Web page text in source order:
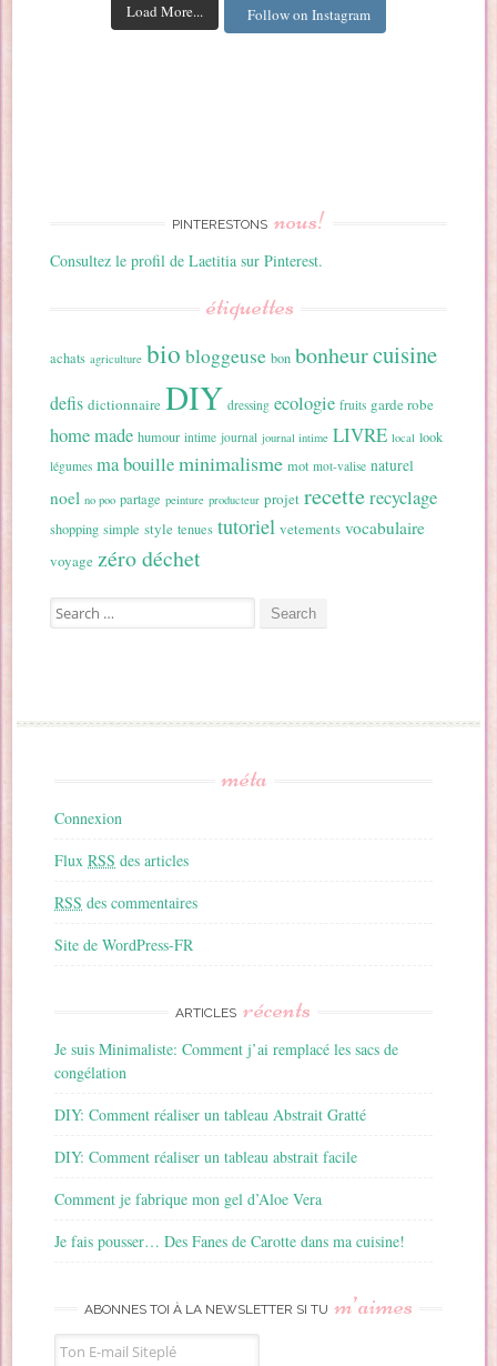
Load More... Follow on Instagram
PINTERESTONS nous!
Consultez le profil de Laetitia sur Pinterest.
étiquettes
achats agriculture bio bloggeuse bon bonheurcuisine
defis dictionnaire DIY dressing ecologie fruits garde robe
home made humour intime journal journal intime LIVRE local look
légumes ma bouilleminimalisme mot mot-valise naturel
noel no poo partage peinture producteur projet recetterecyclage
shopping simple style tenues tutoriel vetements vocabulaire
voyage zéro déchet
Search for:
méta
Connexion
FluxRSS des articles
RSS des commentaires
Site de WordPress-FR
ARTICLES récents
Je suis Minimaliste: Comment j’ai remplacé les sacs de
congélation
DIY: Comment réaliser un tableau Abstrait Gratté
DIY: Comment réaliser un tableau abstrait facile
Comment je fabrique mon gel d’Aloe Vera
Je fais pousser… Des Fanes de Carotte dans ma cuisine!
ABONNES TOI À LA NEWSLETTER SI TU m’aimes